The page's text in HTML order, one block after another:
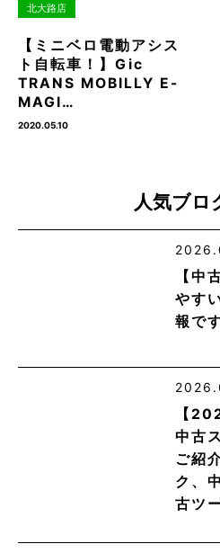
北大路店
【ミニベロ電動アシス
ト自転車！】Gic
TRANS MOBILLY E-
MAGI…
2020.05.10
人気ブロ
【中
やす
報で
【
中古
ご紹
ク、
古ツ